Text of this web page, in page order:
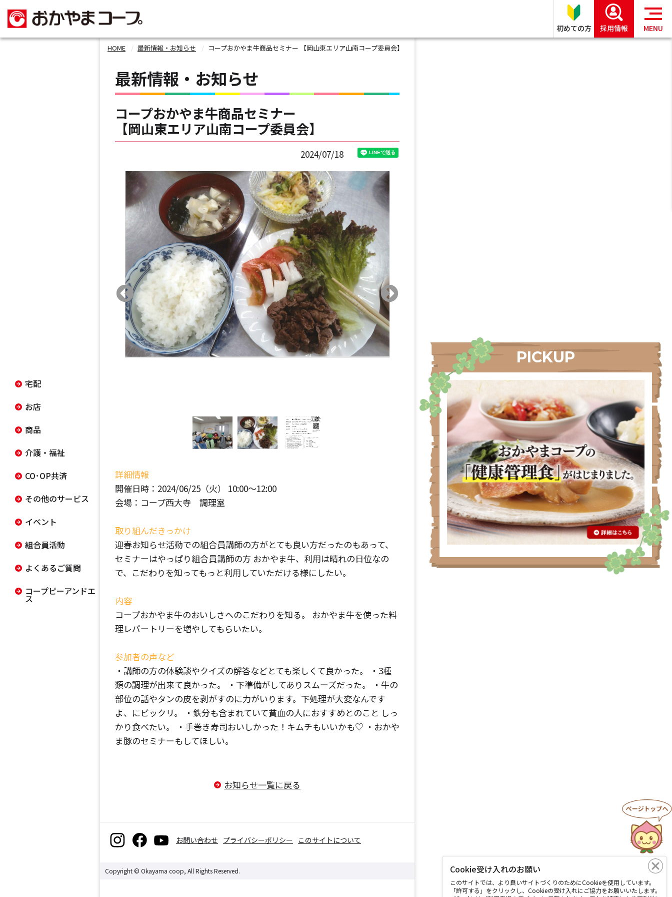
初めての方 採用情報 MENU
宅配
お店
商品
介護・福祉
CO･OP共済
その他のサービス
イベント
組合員活動
よくあるご質問
コープピーアンドエ
ス
HOME 最新情報・お知らせ コープおかやま牛商品セミナー 【岡山東エリア山南コープ委員会】
最新情報・お知らせ
コープおかやま牛商品セミナー
【岡山東エリア山南コープ委員会】
2024/07/18
詳細情報
開催日時：2024/06/25（火） 10:00～12:00
会場：コープ西大寺 調理室
取り組んだきっかけ
迎春お知らせ活動での組合員講師の方がとても良い方だったのもあって、
セミナーはやっぱり組合員講師の方 おかやま牛、利用は晴れの日位なの
で、こだわりを知ってもっと利用していただける様にしたい。
内容
コープおかやま牛のおいしさへのこだわりを知る。 おかやま牛を使った料
理レパートリーを増やしてもらいたい。
参加者の声など
・講師の方の体験談やクイズの解答などとても楽しくて良かった。 ・3種
類の調理が出来て良かった。 ・下準備がしてありスムーズだった。 ・牛の
部位の話やタンの皮を剥がすのに力がいります。下処理が大変なんです
よ、にビックリ。 ・鉄分も含まれていて貧血の人におすすめとのこと しっ
かり食べたい。 ・手巻き寿司おいしかった！キムチもいいかも♡ ・おかや
ま豚のセミナーもしてほしい。
お知らせ一覧に戻る
お問い合わせ プライバシーポリシー このサイトについて
Copyright © Okayama coop, All Rights Reserved.
PICKUP
Cookie受け入れのお願い
このサイトでは、より良いサイトづくりのためにCookieを使用しています。
「許可する」をクリックし、Cookieの受け入れにご協力をお願いいたします。